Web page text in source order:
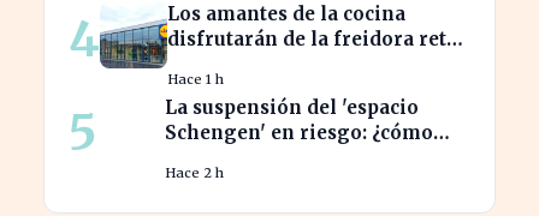
4
Los amantes de la cocina
disfrutarán de la freidora retro
Hace 1 h
5
La suspensión del 'espacio
Schengen' en riesgo: ¿cómo
Hace 2 h